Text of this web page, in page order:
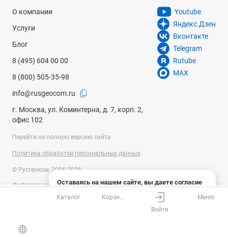
Оставаясь на нашем сайте, вы даете согласие
на использование файлов cookies и сбор данных
системами веб-аналитики
О компании
Услуги
Блог
8 (495) 604 00 00
8 (800) 505-35-98
info@rusgeocom.ru
г. Москва, ул. Коминтерна, д. 7, корп. 2,
офис 102
Youtube
Яндекс.Дзен
Вконтакте
Telegram
Rutube
MAX
Перейти на полную версию сайта
Политика обработки персональных данных
© Русгеоком, 2006-2026
Информация на сайте носит справочный характер и не является
публичной офертой, определяемой положениями Статьи 437
Гражданского кодекса Российской Федерации. Технические
изменены производителем без предварительного уведомления.
Каталог
Корзина
Войти
Меню